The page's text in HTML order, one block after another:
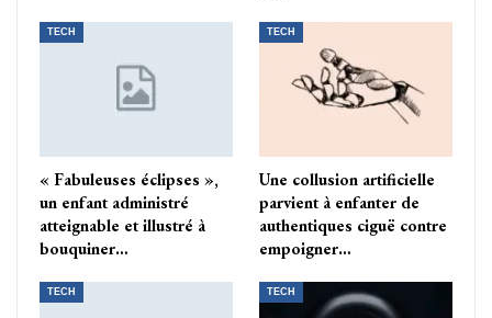
TECH
« Fabuleuses éclipses »,
un enfant administré
atteignable et illustré à
bouquiner…
TECH
Une collusion artificielle
parvient à enfanter de
authentiques ciguë contre
empoigner…
TECH TECH